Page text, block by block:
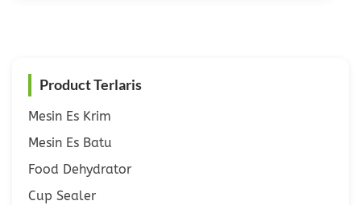
Product Terlaris
Mesin Es Krim
Mesin Es Batu
Food Dehydrator
Cup Sealer